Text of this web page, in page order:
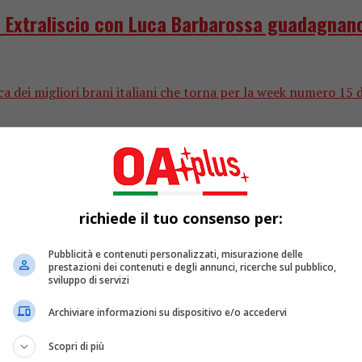
Extraliscio con Luca Barbarossa
dei migliori brani italiani che torna per la week numero 15
richiede il tuo consenso per:
Pubblicità e contenuti personalizzati, misurazione delle
prestazioni dei contenuti e degli annunci, ricerche sul pubblico,
sviluppo di servizi
Archiviare informazioni su dispositivo e/o accedervi
Scopri di più